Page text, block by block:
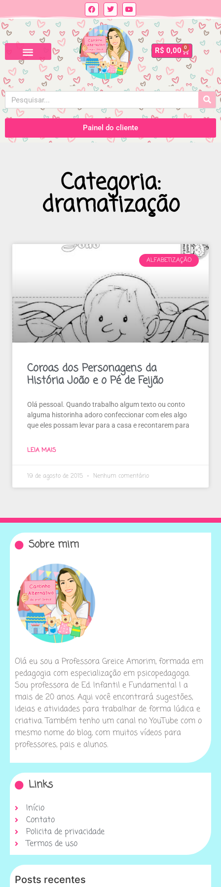
R$ 0,00 0
Painel do cliente
Categoria:
dramatização
ALFABETIZAÇÃO
Coroas dos Personagens da
História João e o Pé de Feijão
Olá pessoal. Quando trabalho algum texto ou conto
alguma historinha adoro confeccionar com eles algo
que eles possam levar para a casa e recontarem para
LEIA MAIS
19 de agosto de 2015 Nenhum comentário
Sobre mim
Olá eu sou a Professora Greice Amorim, formada em
pedagogia com especialização em psicopedagoga.
Sou professora de Ed. Infantil e Fundamental I a
mais de 20 anos. Aqui você encontrará sugestões,
ideias e atividades para trabalhar de forma lúdica e
criativa. Também tenho um canal no YouTube com o
mesmo nome do blog, com muitos vídeos para
professores, pais e alunos.
Links
Início
Contato
Policita de privacidade
Termos de uso
Posts recentes